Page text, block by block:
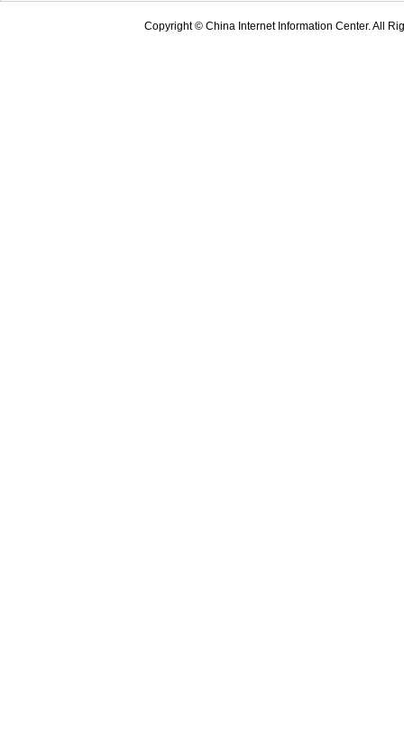
Copyright © China Internet Information Center. All